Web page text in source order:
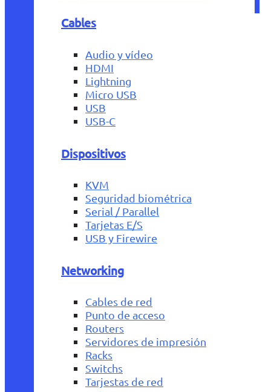
Cables
Audio y vídeo
HDMI
Lightning
Micro USB
USB
USB-C
Dispositivos
KVM
Seguridad biométrica
Serial / Parallel
Tarjetas E/S
USB y Firewire
Networking
Cables de red
Punto de acceso
Routers
Servidores de impresión
Racks
Switchs
Tarjestas de red